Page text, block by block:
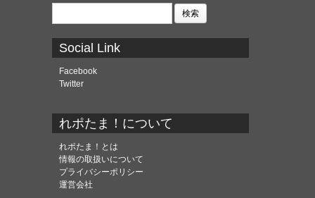
ブ
検
Social Link
Facebook
Twitter
れポたま！について
れポたま！とは
情報の取扱いについて
プライバシーポリシー
運営会社